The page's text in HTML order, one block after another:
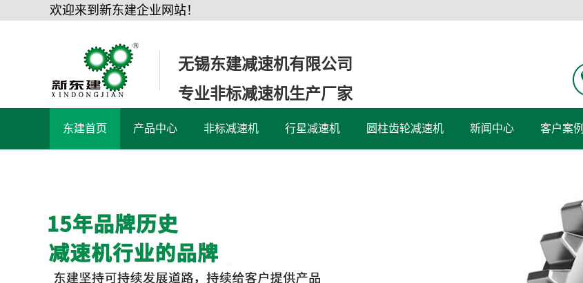
欢迎来到新东建企业网站！
无锡东建减速机有限公司
专业非标减速机生产厂家
东建首页 产品中心 非标减速机 行星减速机 圆柱齿轮减速机 新闻中心 客户案例